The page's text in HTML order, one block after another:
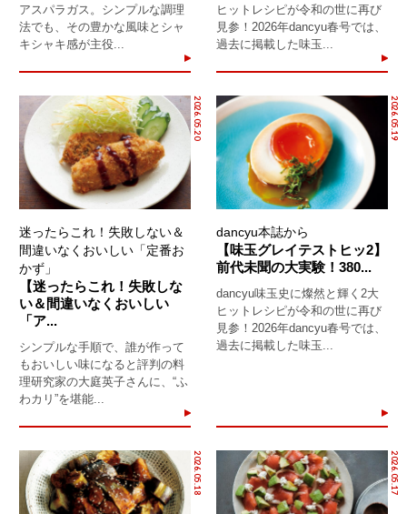
アスパラガス。シンプルな調理
法でも、その豊かな風味とシャ
キシャキ感が主役...
ヒットレシピが令和の世に再び
見参！2026年dancyu春号では、
過去に掲載した味玉...
2026.05.20
迷ったらこれ！失敗しない＆
間違いなくおいしい「定番お
かず」
【迷ったらこれ！失敗しな
い＆間違いなくおいしい
「ア...
シンプルな手順で、誰が作って
もおいしい味になると評判の料
理研究家の大庭英子さんに、“ふ
わカリ”を堪能...
2026.05.19
dancyu本誌から
【味玉グレイテストヒッ2】
前代未聞の大実験！380...
dancyu味玉史に燦然と輝く2大
ヒットレシピが令和の世に再び
見参！2026年dancyu春号では、
過去に掲載した味玉...
2026.05.18 2026.05.17